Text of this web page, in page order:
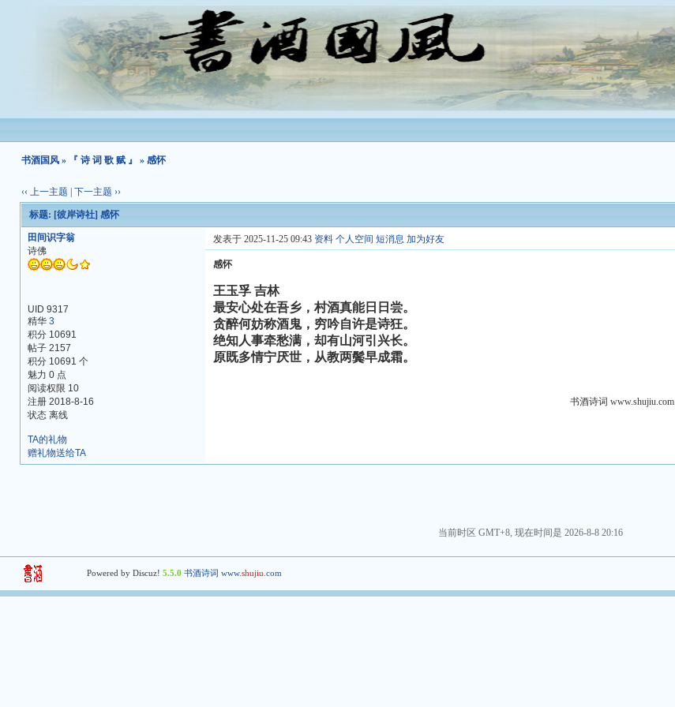
书酒国风» 『 诗 词 歌 赋 』 » 感怀
‹‹ 上一主题 下一主题 ››
标题: [彼岸诗社] 感怀
田间识字翁
诗佛
UID 9317
精华 3
积分 10691
帖子 2157
积分 10691 个
魅力 0 点
阅读权限 10
注册 2018-8-16
状态 离线
TA的礼物
赠礼物送给TA
发表于 2025-11-25 09:43 资料 个人空间 短消息 加为好友
感怀
王玉孚 吉林
最安心处在吾乡，村酒真能日日尝。
贪醉何妨称酒鬼，穷吟自许是诗狂。
绝知人事牵愁满，却有山河引兴长。
原既多情宁厌世，从教两鬓早成霜。
书酒诗词 www.shujiu.com
当前时区 GMT+8, 现在时间是 2026-8-8 20:16
Powered by Discuz! 5.5.0 书酒诗词 www.shujiu .com